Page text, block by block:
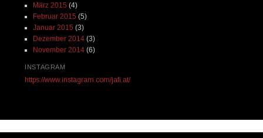
März 2015 (4)
Februar 2015 (5)
Januar 2015 (3)
Dezember 2014(3)
November 2014(6)
INSTAGRAM
https://www.instagram.com/jafi.at/